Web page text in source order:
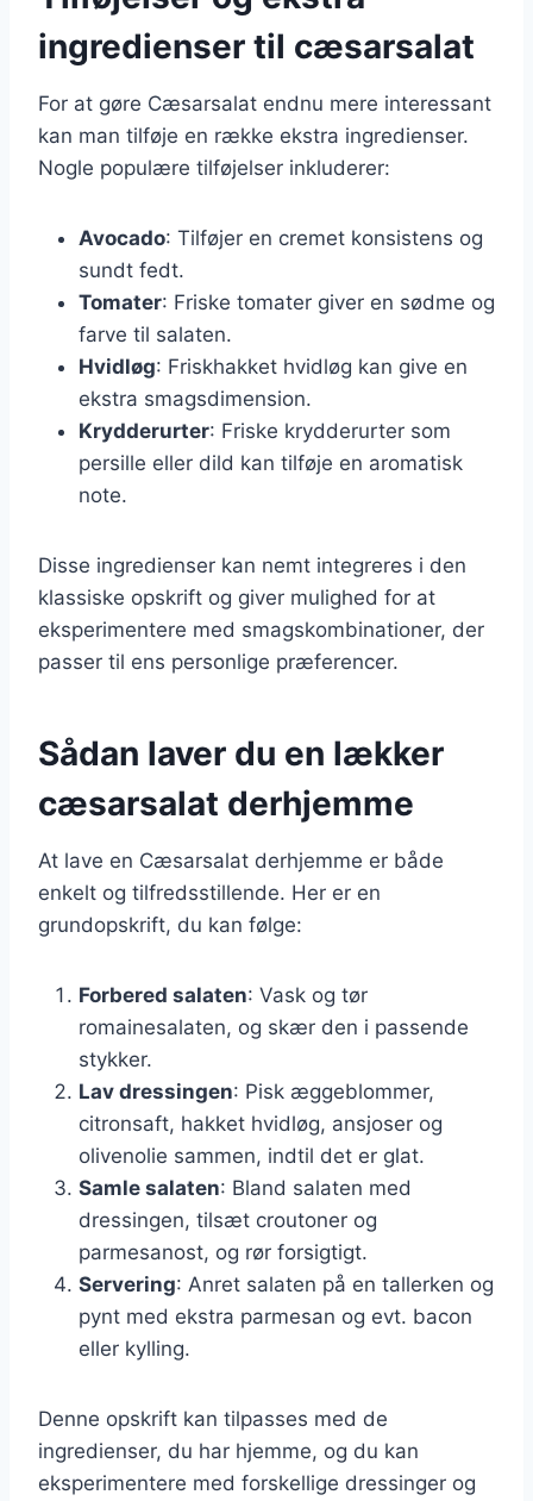
ingredienser til cæsarsalat
For at gøre Cæsarsalat endnu mere interessant
kan man tilføje en række ekstra ingredienser.
Nogle populære tilføjelser inkluderer:
Avocado: Tilføjer en cremet konsistens og
sundt fedt.
Tomater: Friske tomater giver en sødme og
farve til salaten.
Hvidløg: Friskhakket hvidløg kan give en
ekstra smagsdimension.
Krydderurter: Friske krydderurter som
persille eller dild kan tilføje en aromatisk
note.
Disse ingredienser kan nemt integreres i den
klassiske opskrift og giver mulighed for at
eksperimentere med smagskombinationer, der
passer til ens personlige præferencer.
Sådan laver du en lækker
cæsarsalat derhjemme
At lave en Cæsarsalat derhjemme er både
enkelt og tilfredsstillende. Her er en
grundopskrift, du kan følge:
Forbered salaten: Vask og tør
romainesalaten, og skær den i passende
stykker.
Lav dressingen: Pisk æggeblommer,
citronsaft, hakket hvidløg, ansjoser og
olivenolie sammen, indtil det er glat.
Samle salaten: Bland salaten med
dressingen, tilsæt croutoner og
parmesanost, og rør forsigtigt.
Servering: Anret salaten på en tallerken og
pynt med ekstra parmesan og evt. bacon
eller kylling.
Denne opskrift kan tilpasses med de
ingredienser, du har hjemme, og du kan
eksperimentere med forskellige dressinger og